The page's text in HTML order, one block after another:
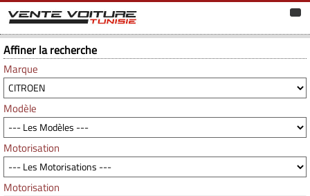
Affiner la recherche
Marque
Modèle
Motorisation
Motorisation